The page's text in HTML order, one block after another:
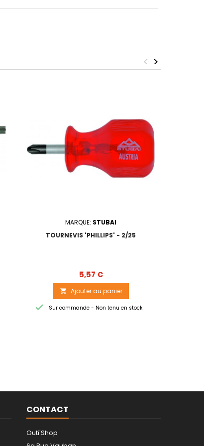
>
<
MARQUE: STUBAI
TOURNEVIS 'PHILLIPS' - 2/25
Prix
5,57 €
 Ajouter au panier
 Sur commande - Non tenu en stock
CONTACT
Outi'Shop